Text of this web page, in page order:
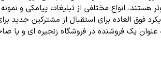
انواع مختلفی از تبلیغات پیامکی و
فوق العاده برای استقبال از مشترکین جدید
یک فروشنده در فروشگاه زنجیره ‌ای و یا